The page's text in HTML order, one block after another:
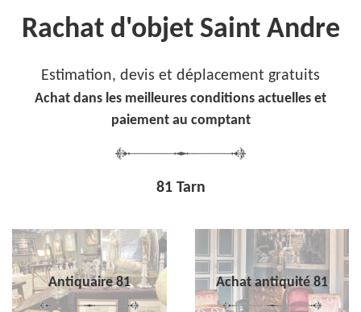
Rachat d'objet Saint Andre
Estimation, devis et déplacement gratuits
Achat dans les meilleures conditions actuelles et
paiement au comptant
81 Tarn
Antiquaire 81 Achat antiquité 81